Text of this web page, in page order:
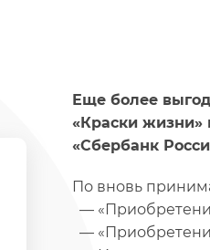
Еще более
«Краски жизни»
«Сбербанк
По вновь
—
—